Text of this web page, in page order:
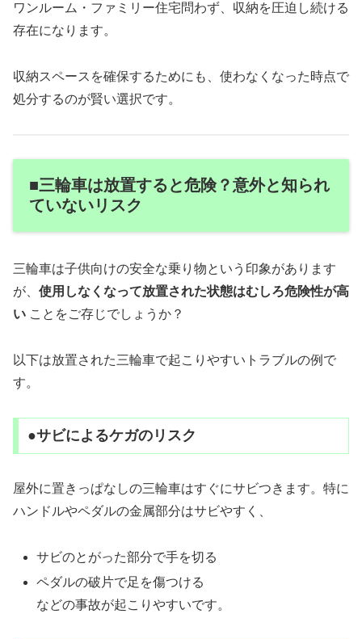
ワンルーム・ファミリー住宅問わず、収納を圧迫し続ける
存在になります。
収納スペースを確保するためにも、使わなくなった時点で
処分するのが賢い選択です。
■三輪車は放置すると危険？意外と知られ
ていないリスク
三輪車は子供向けの安全な乗り物という印象があります
が、 使用しなくなって放置された状態はむしろ危険性が高
い ことをご存じでしょうか？
以下は放置された三輪車で起こりやすいトラブルの例で
す。
●サビによるケガのリスク
屋外に置きっぱなしの三輪車はすぐにサビつきます。特に
ハンドルやペダルの金属部分はサビやすく、
サビのとがった部分で手を切る
ペダルの破片で足を傷つける
などの事故が起こりやすいです。